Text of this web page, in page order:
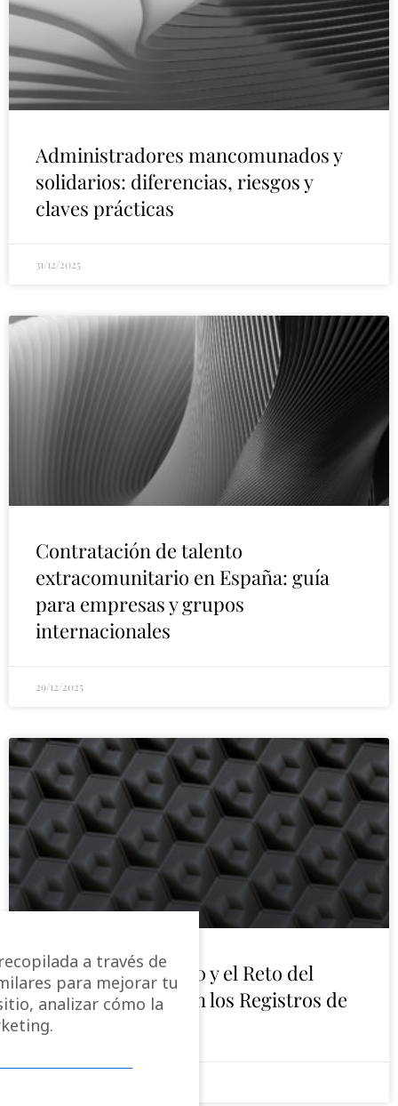
Administradores mancomunados y
solidarios: diferencias, riesgos y
claves prácticas
31/12/2025
Contratación de talento
extracomunitario en España: guía
para empresas y grupos
internacionales
29/12/2025
Directiva 2024/1640 y el Reto del
Interés Legítimo en los Registros de
Titulares Reales
a través de
para mejorar tu
analizar cómo la